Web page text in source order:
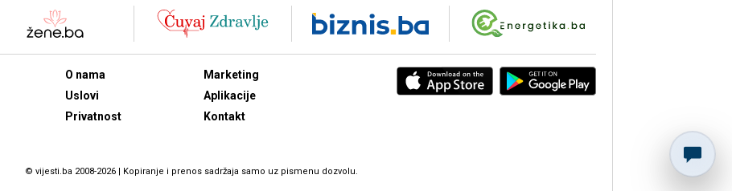
O nama
Uslovi
Privatnost
Marketing
Aplikacije
Kontakt
© vijesti.ba 2008-2026 | Kopiranje i prenos sadržaja samo uz pismenu dozvolu.